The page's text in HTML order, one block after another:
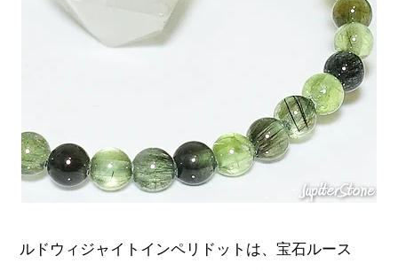
ルドウィジャイトインペリドットは、宝石ルース